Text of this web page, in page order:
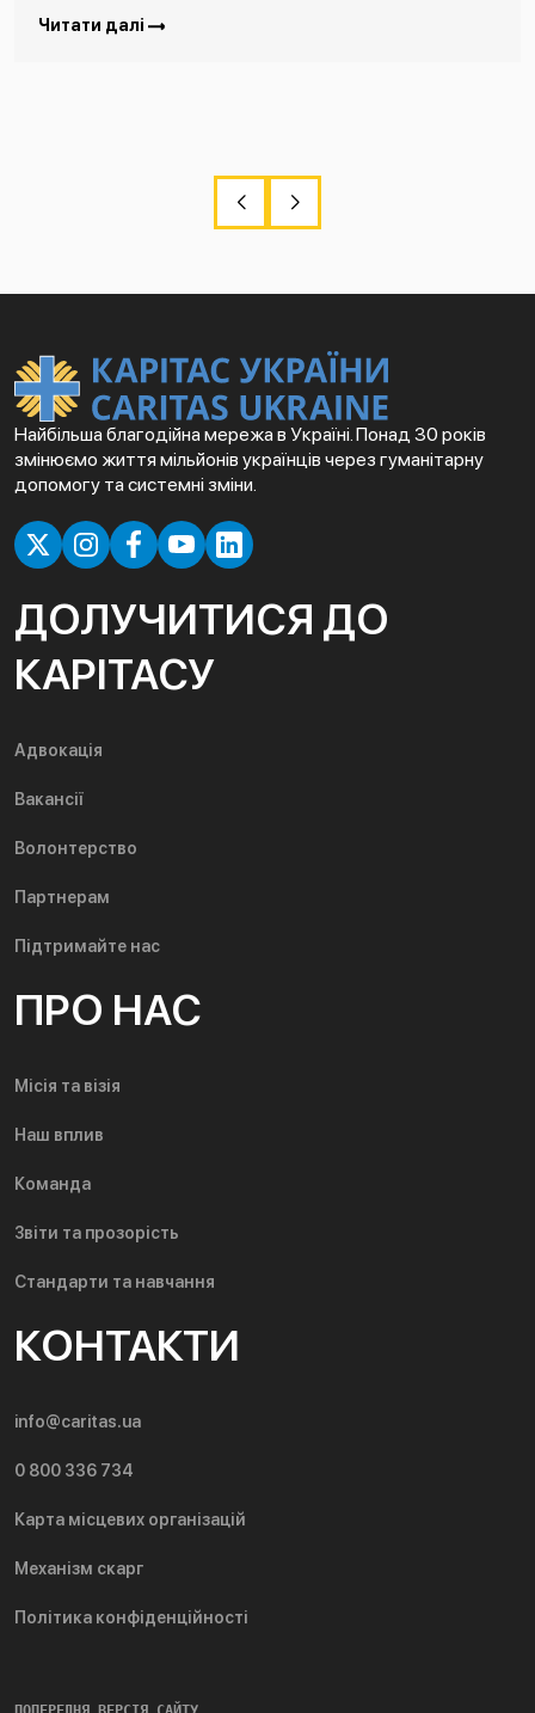
Читати далі
Найбільша благодійна мережа в Україні. Понад 30 років
змінюємо життя мільйонів українців через гуманітарну
допомогу та системні зміни.
ДОЛУЧИТИСЯ ДО
КАРІТАСУ
Адвокація
Вакансії
Волонтерство
Партнерам
Підтримайте нас
ПРО НАС
Місія та візія
Наш вплив
Команда
Звіти та прозорість
Стандарти та навчання
КОНТАКТИ
info@caritas.ua
0 800 336 734
Карта місцевих організацій
Механізм скарг
Політика конфіденційності